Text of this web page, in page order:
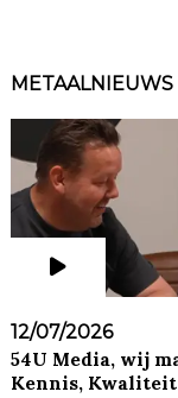
12/07/2026
54U Media, wij
Kennis,